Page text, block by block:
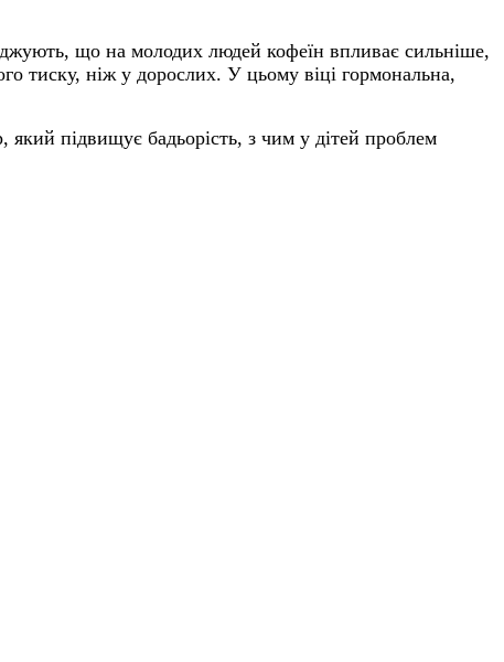
що на молодих людей кофеїн впливає сильніше,
тиску, ніж у дорослих. У цьому віці гормональна,
який підвищує бадьорість, з чим у дітей проблем